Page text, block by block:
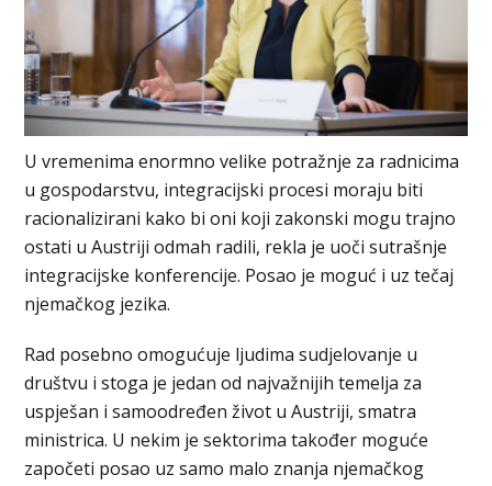
U vremenima enormno velike potražnje za radnicima
u gospodarstvu, integracijski procesi moraju biti
racionalizirani kako bi oni koji zakonski mogu trajno
ostati u Austriji odmah radili, rekla je uoči sutrašnje
integracijske konferencije. Posao je moguć i uz tečaj
njemačkog jezika.
Rad posebno omogućuje ljudima sudjelovanje u
društvu i stoga je jedan od najvažnijih temelja za
uspješan i samoodređen život u Austriji, smatra
ministrica. U nekim je sektorima također moguće
započeti posao uz samo malo znanja njemačkog